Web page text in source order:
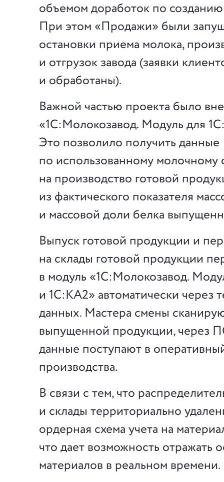
объемом доработок по
При этом «Продажи» были
остановки приема молока,
и отгрузок завода (заявки
и обработаны).
Важной частью проекта было
«1С:Молокозавод. Модуль для
Это позволило получить данные
по использованному
на производство готовой
из фактического показателя
и массовой доли белка
Выпуск готовой продукции и
на склады готовой продукции
в модуль «1С:Молокозавод.
и 1С:КА2» автоматически через
данных. Мастера смены
выпущенной продукции, через
данные поступают в
производства.
В связи с тем, что
и склады территориально
ордерная схема учета на
что дает возможность отражать
материалов в реальном времени.